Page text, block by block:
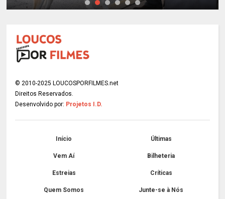
© 2010-2025 LOUCOSPORFILMES.net
Direitos Reservados.
Desenvolvido por: Projetos I.D.
Início Últimas
Vem Aí Bilheteria
Estreias Críticas
Quem Somos Junte-se à Nós